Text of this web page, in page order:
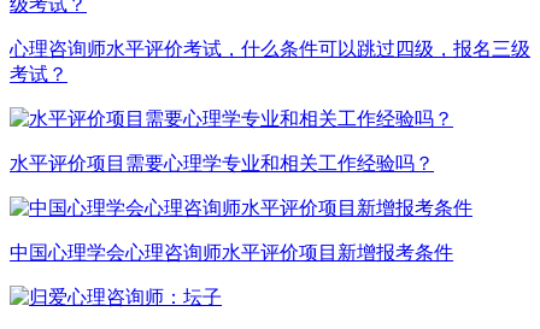
心理咨询师水平评价考试，什么条件可以跳过四级，报名三级
考试？
水平评价项目需要心理学专业和相关工作经验吗？
中国心理学会心理咨询师水平评价项目新增报考条件